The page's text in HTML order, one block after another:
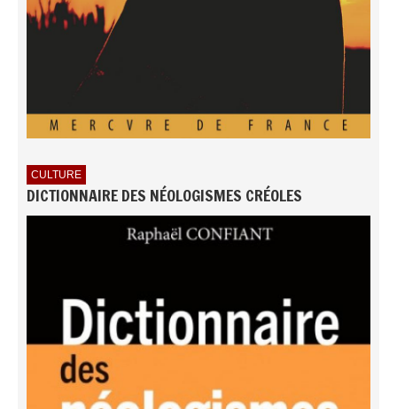
CULTURE
DICTIONNAIRE DES NÉOLOGISMES CRÉOLES